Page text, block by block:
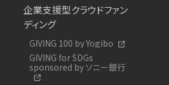
企業支援型クラウドファン
ディング
GIVING 100 by Yogibo
GIVING for SDGs
sponsored by ソニー銀行